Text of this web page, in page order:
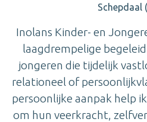
Schepdaal
Inolans Kinder- en
laagdrempelige
jongeren die tijdelijk
relationeel of
persoonlijke aanpak help
om hun veerkracht,